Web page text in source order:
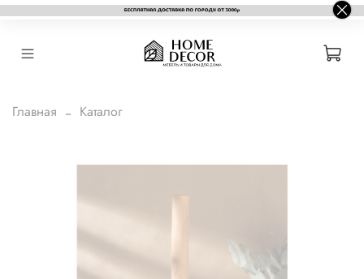
Главная Каталог